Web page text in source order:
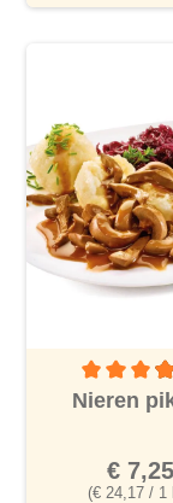
Nieren
(€ 24,17 / 1
€ 7,25